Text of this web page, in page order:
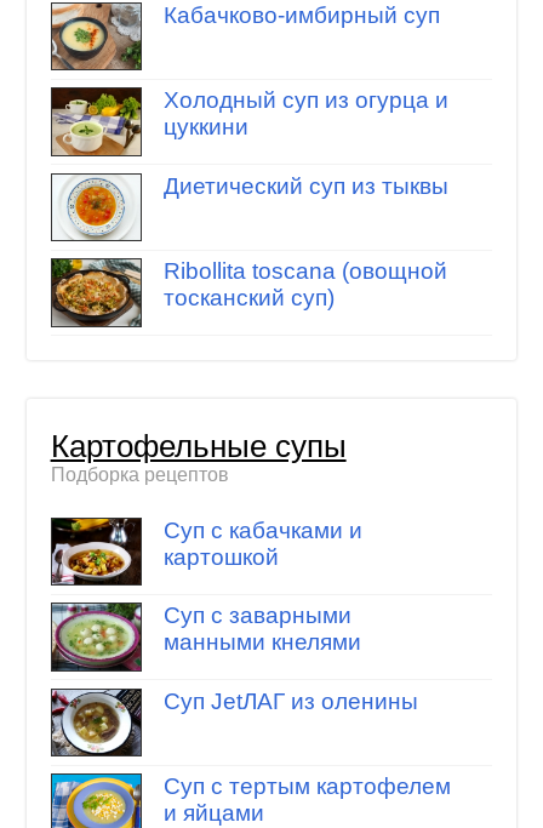
Кабачково-имбирный суп
Холодный суп из огурца и
цуккини
Диетический суп из тыквы
Ribollita toscana (овощной
тосканский суп)
Картофельные супы
Подборка рецептов
Суп с кабачками и
картошкой
Суп с заварными
манными кнелями
Суп JetЛАГ из оленины
Суп с тертым картофелем
и яйцами